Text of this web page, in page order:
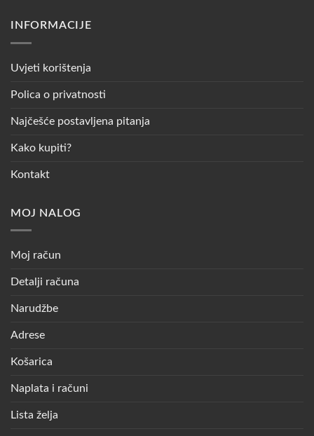
INFORMACIJE
Uvjeti korištenja
Polica o privatnosti
Najčešće postavljena pitanja
Kako kupiti?
Kontakt
MOJ NALOG
Moj račun
Detalji računa
Narudžbe
Adrese
Košarica
Naplata i računi
Lista želja